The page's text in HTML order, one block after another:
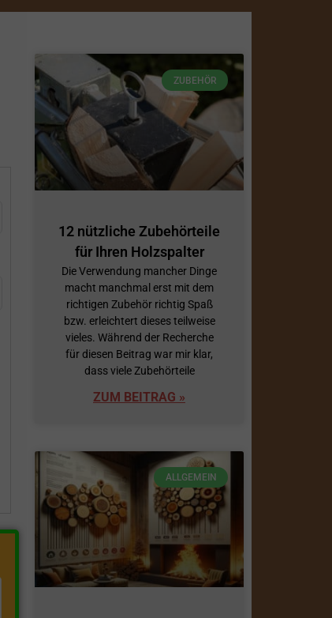
ZUBEHÖR
12 nützliche Zubehörteile
für Ihren Holzspalter
Die Verwendung mancher Dinge
macht manchmal erst mit dem
richtigen Zubehör richtig Spaß
bzw. erleichtert dieses teilweise
vieles. Während der Recherche
für diesen Beitrag war mir klar,
dass viele Zubehörteile
ZUM BEITRAG »
ALLGEMEIN